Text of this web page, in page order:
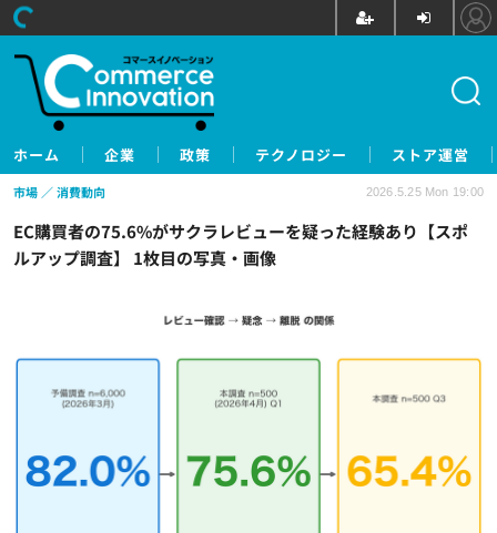
ホーム 企業 政策 テクノロジー ストア運営
EC購買者の75.6%がサクラレビューを疑った経験あり【スポ
ルアップ調査】 1枚目の写真・画像
市場 消費動向 2026.5.25 Mon 19:00